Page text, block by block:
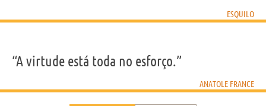
ESQUILO
“A virtude está toda no esforço.”
ANATOLE FRANCE